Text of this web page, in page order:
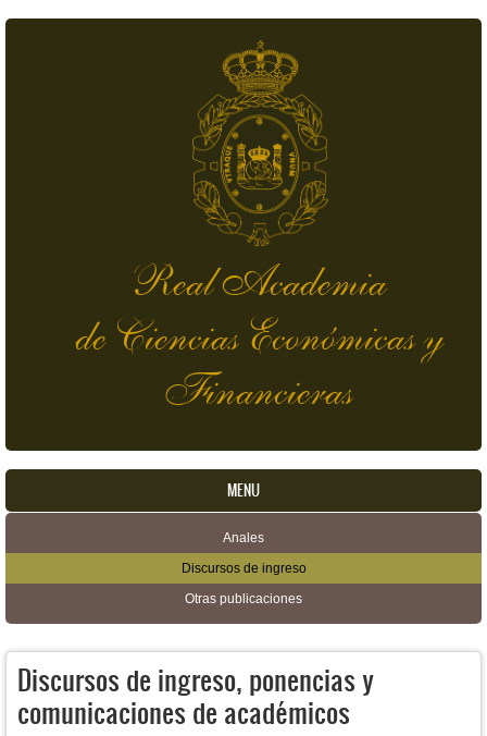
Real Academia
de Ciencias Económicas y
Financieras
MENU
Menú secundario
Anales
Discursos de ingreso
Otras publicaciones
Discursos de ingreso, ponencias y
comunicaciones de académicos